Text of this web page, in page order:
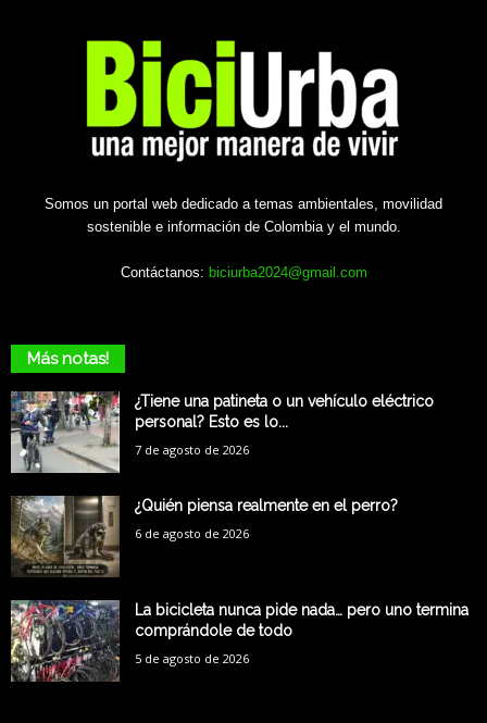
Somos un portal web dedicado a temas ambientales, movilidad
sostenible e información de Colombia y el mundo.
Contáctanos: biciurba2024@gmail.com
Más notas!
¿Tiene una patineta o un vehículo eléctrico
personal? Esto es lo...
7 de agosto de 2026
¿Quién piensa realmente en el perro?
6 de agosto de 2026
La bicicleta nunca pide nada… pero uno termina
comprándole de todo
5 de agosto de 2026